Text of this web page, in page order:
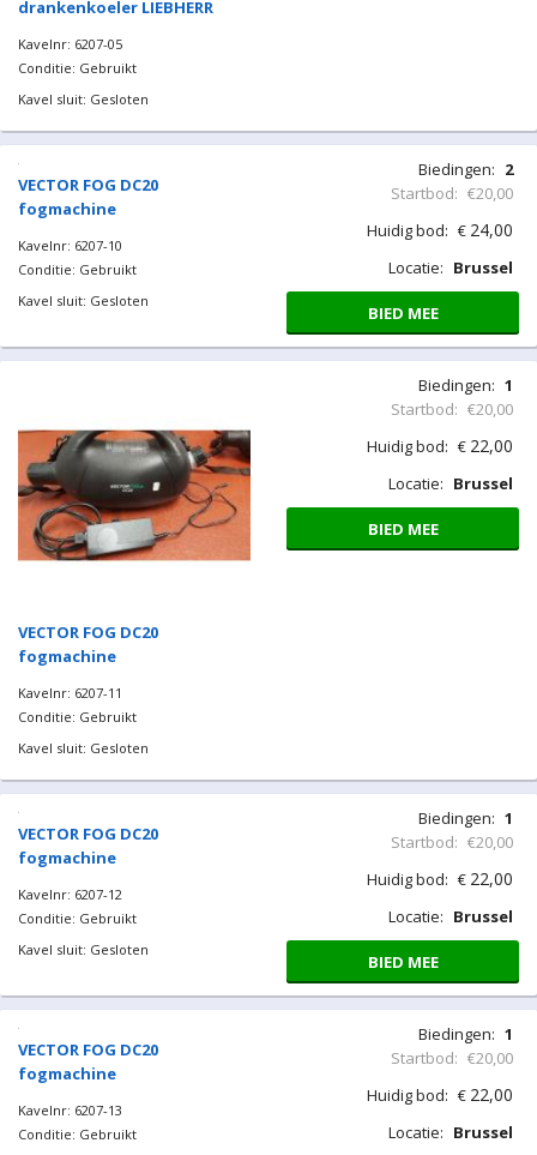
drankenkoeler LIEBHERR
Kavelnr: 6207-05
Conditie: Gebruikt
Kavel sluit: Gesloten
VECTOR FOG DC20
fogmachine
Kavelnr: 6207-10
Conditie: Gebruikt
Kavel sluit: Gesloten
Biedingen: 2
Startbod: €20,00
Huidig bod: € 24,00
Locatie: Brussel
BIED MEE
VECTOR FOG DC20
fogmachine
Kavelnr: 6207-11
Conditie: Gebruikt
Kavel sluit: Gesloten
Biedingen: 1
Startbod: €20,00
Huidig bod: € 22,00
Locatie: Brussel
BIED MEE
VECTOR FOG DC20
fogmachine
Kavelnr: 6207-12
Conditie: Gebruikt
Kavel sluit: Gesloten
Biedingen: 1
Startbod: €20,00
Huidig bod: € 22,00
Locatie: Brussel
BIED MEE
VECTOR FOG DC20
fogmachine
Kavelnr: 6207-13
Conditie: Gebruikt
Biedingen: 1
Startbod: €20,00
Huidig bod: € 22,00
Locatie: Brussel